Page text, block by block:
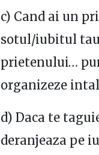
c) Cand ai un
sotul/iubitul
prietenului…
organizeze
d) Daca te
deranjeaza pe